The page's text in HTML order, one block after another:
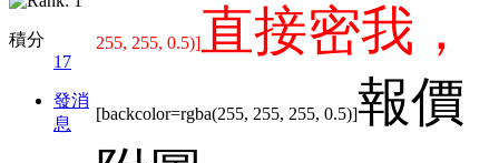
積分
17
發消
息
255, 255, 0.5)]直接密我，
[backcolor=rgba(255, 255, 255, 0.5)]報價